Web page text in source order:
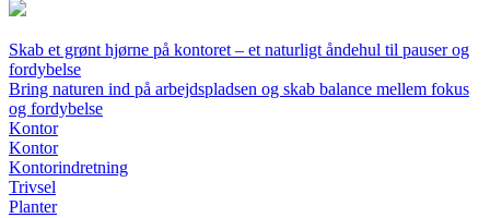
Skab et grønt hjørne på kontoret – et naturligt åndehul til pauser og
fordybelse
Bring naturen ind på arbejdspladsen og skab balance mellem fokus
og fordybelse
Kontor
Kontor
Kontorindretning
Trivsel
Planter